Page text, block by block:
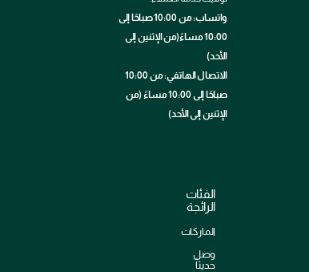
واتساب: من 10:00 صباحًا إلى
10:00 مساءً(من الإثنين إلى
الأحد)
الاتصال الهاتفي: من 10:00
صباحًا إلى 10:00 مساءً (من
الإثنين إلى الأحد)
الفئات
الرائجة
الماركات
وصل
حديثاً